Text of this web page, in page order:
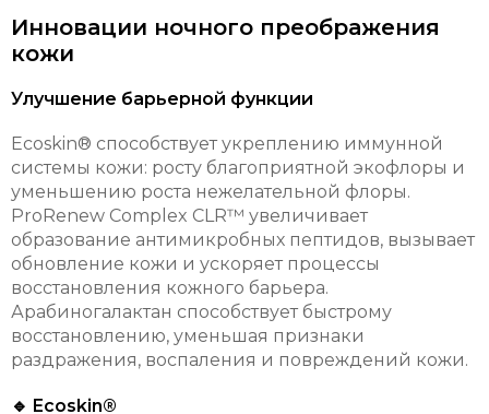
Инновации ночного преображения
кожи
Улучшение барьерной функции
Ecoskin® способствует укреплению иммунной
системы кожи: росту благоприятной экофлоры и
уменьшению роста нежелательной флоры.
ProRenew Complex CLR™ увеличивает
образование антимикробных пептидов, вызывает
обновление кожи и ускоряет процессы
восстановления кожного барьера.
Арабиногалактан способствует быстрому
восстановлению, уменьшая признаки
раздражения, воспаления и повреждений кожи.
🔹 Ecoskin®